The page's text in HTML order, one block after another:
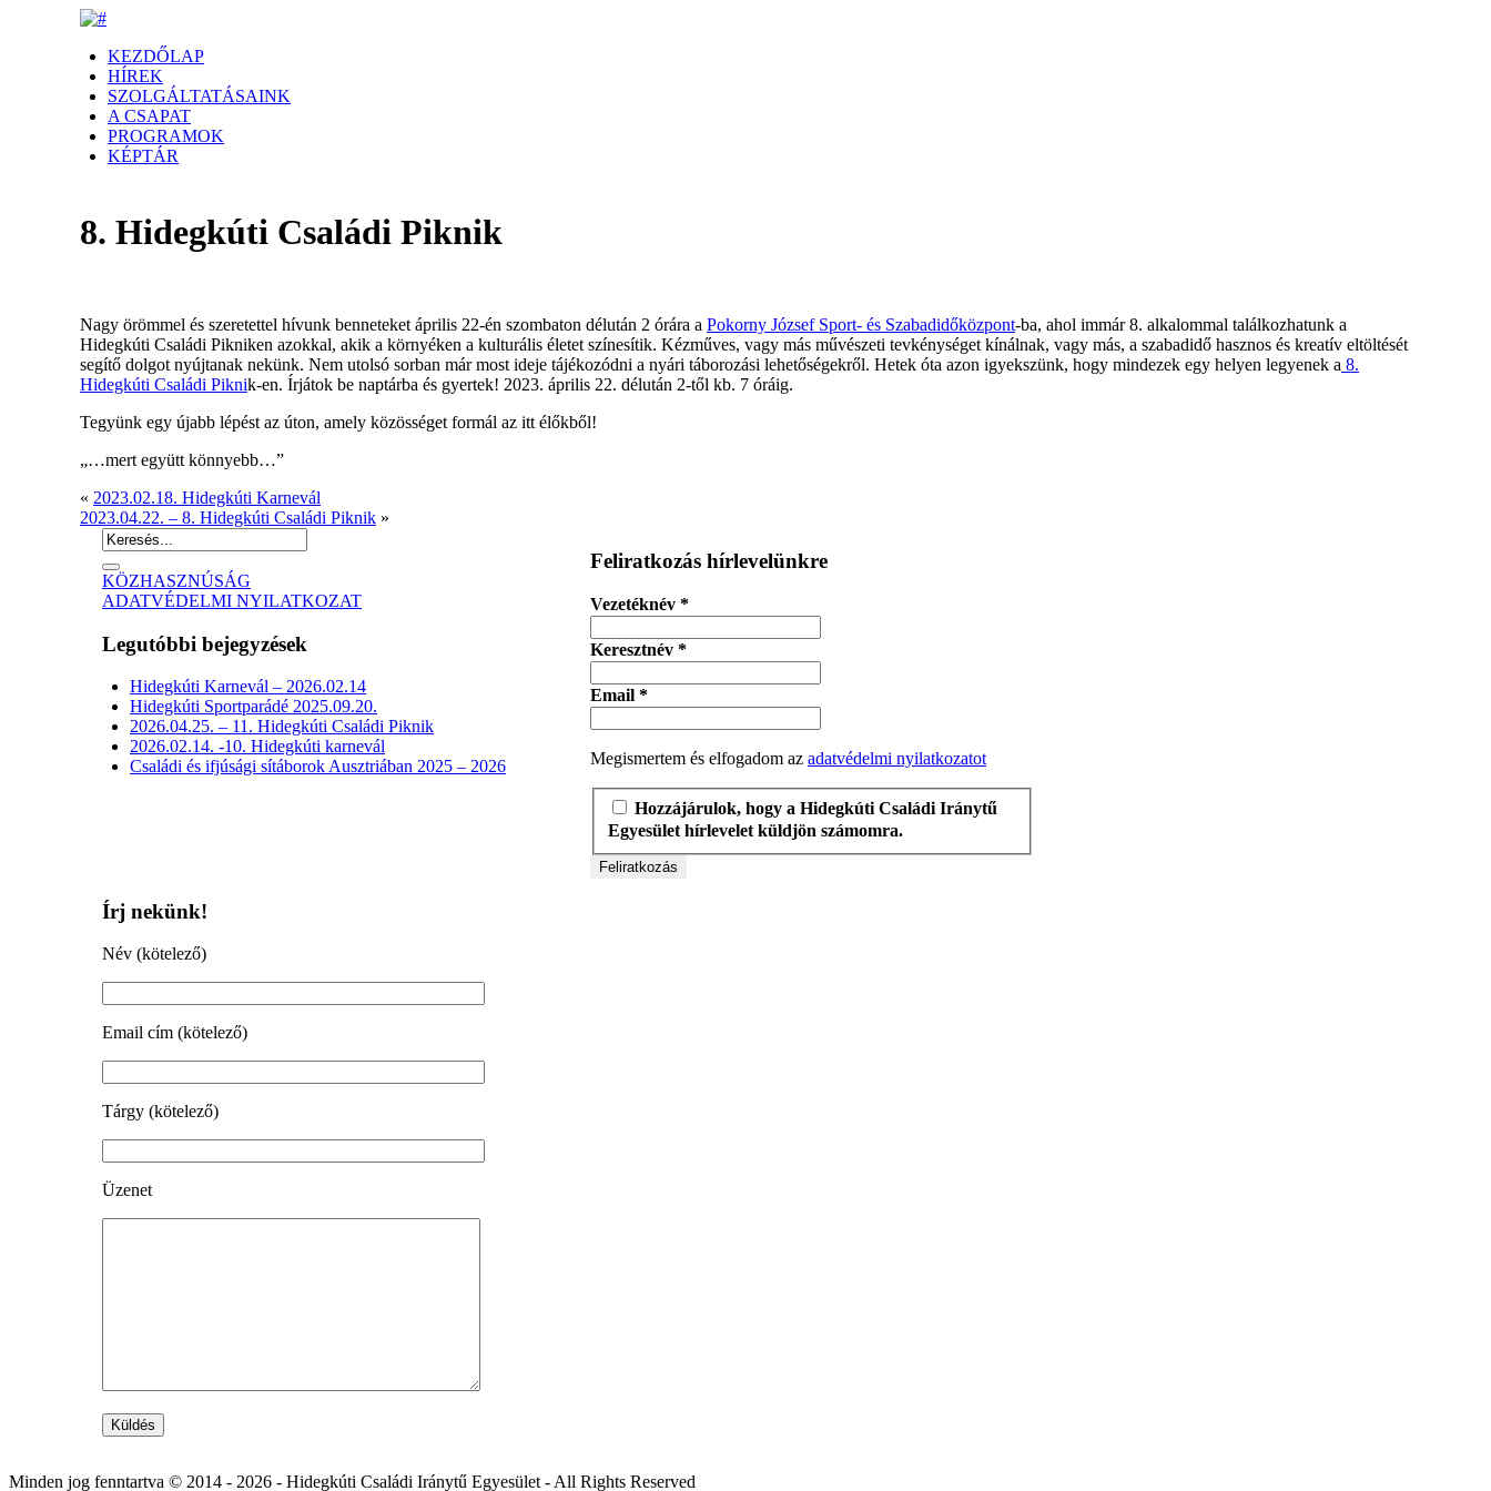
KEZDŐLAP
HÍREK
SZOLGÁLTATÁSAINK
A CSAPAT
PROGRAMOK
KÉPTÁR
8. Hidegkúti Családi Piknik
Nagy örömmel és szeretettel hívunk benneteket április 22-én szombaton délután 2 órára a Pokorny József Sport- és Szabadidőközpont-ba, ahol immár 8. alkalommal találkozhatunk a
Hidegkúti Családi Pikniken azokkal, akik a környéken a kulturális életet színesítik. Kézműves, vagy más művészeti tevkénységet kínálnak, vagy más, a szabadidő hasznos és kreatív eltöltését
segítő dolgot nyújtanak nekünk. Nem utolsó sorban már most ideje tájékozódni a nyári táborozási lehetőségekről. Hetek óta azon igyekszünk, hogy mindezek egy helyen legyenek a 8.
Hidegkúti Családi Piknik-en. Írjátok be naptárba és gyertek! 2023. április 22. délután 2-től kb. 7 óráig.
Tegyünk egy újabb lépést az úton, amely közösséget formál az itt élőkből!
„…mert együtt könnyebb…”
« 2023.02.18. Hidegkúti Karnevál
2023.04.22. – 8. Hidegkúti Családi Piknik »
KÖZHASZNÚSÁG
ADATVÉDELMI NYILATKOZAT
Legutóbbi bejegyzések
Hidegkúti Karnevál – 2026.02.14
Hidegkúti Sportparádé 2025.09.20.
2026.04.25. – 11. Hidegkúti Családi Piknik
2026.02.14. -10. Hidegkúti karnevál
Családi és ifjúsági sítáborok Ausztriában 2025 – 2026
Feliratkozás hírlevelünkre
Vezetéknév *
Keresztnév *
Email *
Megismertem és elfogadom az adatvédelmi nyilatkozatot
Hozzájárulok, hogy a Hidegkúti Családi Iránytű
Egyesület hírlevelet küldjön számomra.
Írj nekünk!
Név (kötelező)
Email cím (kötelező)
Tárgy (kötelező)
Üzenet
Minden jog fenntartva © 2014 - 2026 - Hidegkúti Családi Iránytű Egyesület - All Rights Reserved